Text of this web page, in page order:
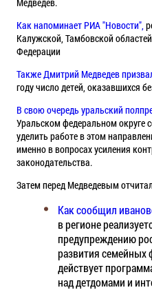
Как напоминает РИА "Новости",
Калужской, Тамбовской
Федерации
Также Дмитрий Медведев
году число детей, оказавшихся
В свою очередь уральский
Уральском федеральном округе
уделить работе в этом
именно в вопросах усиления
законодательства.
Затем перед Медведевым
Как сообщил
в регионе
предупреждению
развития семейных
действует
над детдомами и